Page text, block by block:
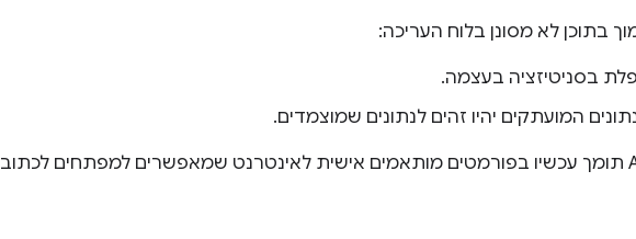
בתוכן לא מסונן בלוח העריכה:
בסניטיזציה בעצמה.
המועתקים יהיו זהים לנתונים שמוצמדים.
במקרים כאלה, Async Clipboard API תומך עכשיו בפורמטים מותאמים אישית לאינטרנט שמאפשרים למפתחים לכתוב